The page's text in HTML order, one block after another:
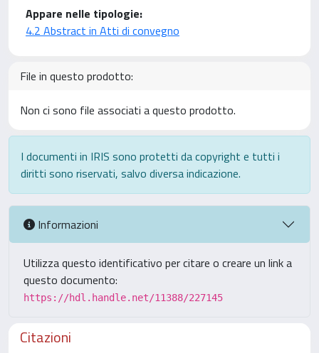
Appare nelle tipologie:
4.2 Abstract in Atti di convegno
File in questo prodotto:
Non ci sono file associati a questo prodotto.
I documenti in IRIS sono protetti da copyright e tutti i
diritti sono riservati, salvo diversa indicazione.
Informazioni
Utilizza questo identificativo per citare o creare un link a
questo documento:
https://hdl.handle.net/11388/227145
Citazioni